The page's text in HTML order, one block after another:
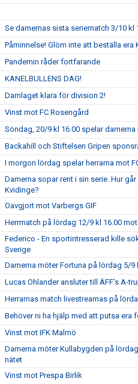
Se damernas sista seriematch 3/10 kl
Påminnelse! Glöm inte att beställa era
Pandemin råder fortfarande
KANELBULLENS DAG!
Damlaget klara för division 2!
Vinst mot FC Rosengård
Söndag, 20/9 kl 16.00 spelar damerna
Backahill och Stiftelsen Gripen
I morgon lördag spelar herrarna mot
Damerna sopar rent i sin serie. Hur
Kvidinge?
Oavgjort mot Varbergs GIF
Herrmatch på lördag 12/9 kl 16.00
Federico - En sportintresserad kille
Sverige
Damerna möter Fortuna på lördag 5/9
Lucas Ohlander ansluter till ÄFF’s A-
Herrarnas match livestreamas på
Behöver ni ha hjälp med att putsa era
Vinst mot IFK Malmö
Damerna möter Kullabygden på
nätet
Vinst mot Prespa Birlik